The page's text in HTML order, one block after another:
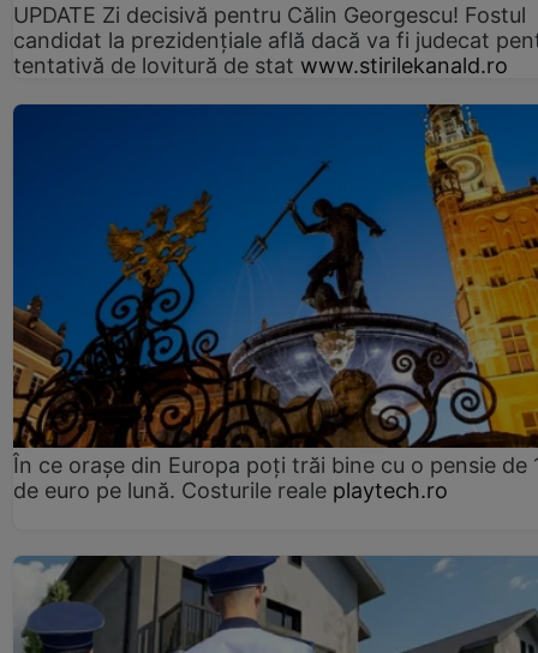
UPDATE Zi decisivă pentru Călin Georgescu! Fostul
candidat la prezidențiale află dacă va fi judecat
tentativă de lovitură de stat www.stirilekanald.ro
În ce orașe din Europa poți trăi bine cu o pensie de
de euro pe lună. Costurile reale playtech.ro